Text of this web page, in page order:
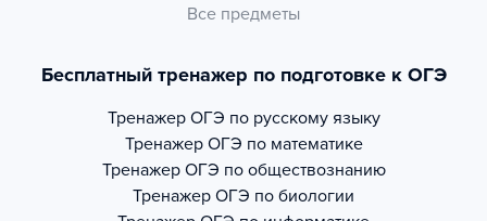
Все предметы
Бесплатный тренажер по подготовке к ОГЭ
Тренажер ОГЭ по русскому языку
Тренажер ОГЭ по математике
Тренажер ОГЭ по обществознанию
Тренажер ОГЭ по биологии